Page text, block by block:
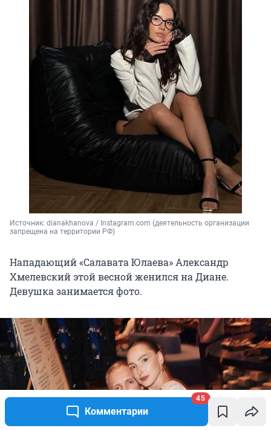
Комментарии
45
Источник: dianakhanova / Instagram.com (деятельность организации
запрещена на территории РФ)
Нападающий «Салавата Юлаева» Александр
Хмелевский этой весной женился на Диане.
Девушка занимается фото.